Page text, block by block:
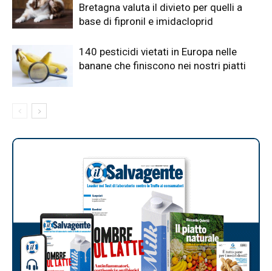
Bretagna valuta il divieto per quelli a
base di fipronil e imidacloprid
140 pesticidi vietati in Europa nelle
banane che finiscono nei nostri piatti